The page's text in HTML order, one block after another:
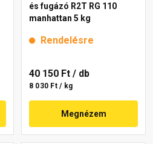
és fugázó R2T RG 110
manhattan 5 kg
Rendelésre
40 150 Ft / db
8 030 Ft / kg
Megnézem